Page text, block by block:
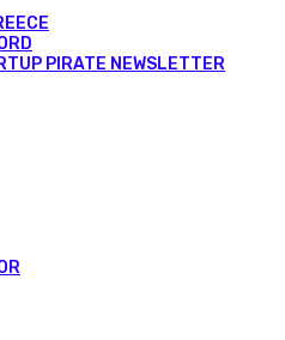
PIRATE NEWSLETTER